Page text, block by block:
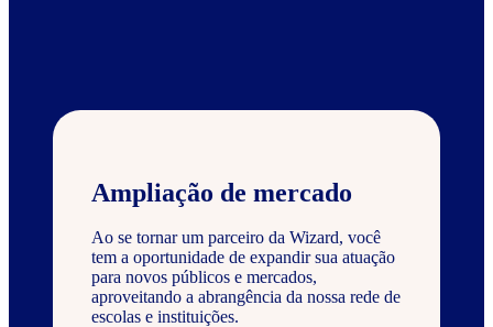
Ampliação de mercado
Ao se tornar um parceiro da Wizard, você
tem a oportunidade de expandir sua atuação
para novos públicos e mercados,
aproveitando a abrangência da nossa rede de
escolas e instituições.